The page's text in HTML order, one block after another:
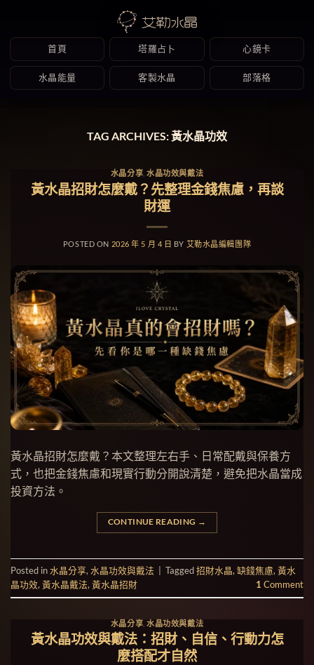
首頁 塔羅占卜 心鏡卡
水晶能量 客製水晶 部落格
TAG ARCHIVES:黃水晶功效
水晶分享 ,水晶功效與戴法
黃水晶招財怎麼戴？先整理金錢焦慮，再談
財運
POSTED ON 2026 年 5 月 4 日 BY 艾勒水晶編輯團隊
黃水晶招財怎麼戴？本文整理左右手、日常配戴與保養方
式，也把金錢焦慮和現實行動分開說清楚，避免把水晶當成
投資方法。
CONTINUE READING →
Posted in水晶分享,水晶功效與戴法 Tagged招財水晶,缺錢焦慮,黃水
晶功效,黃水晶戴法,黃水晶招財 1 Comment
水晶分享 ,水晶功效與戴法
黃水晶功效與戴法：招財、自信、行動力怎
麼搭配才自然